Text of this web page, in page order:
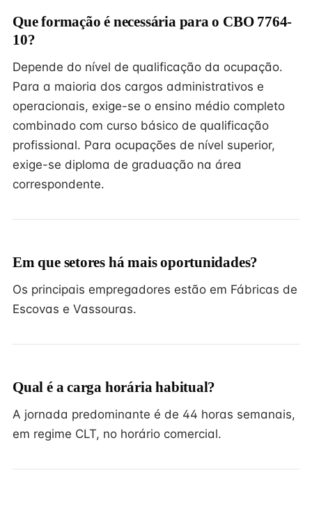
Que formação é necessária para o CBO 7764-
10?
Depende do nível de qualificação da ocupação.
Para a maioria dos cargos administrativos e
operacionais, exige-se o ensino médio completo
combinado com curso básico de qualificação
profissional. Para ocupações de nível superior,
exige-se diploma de graduação na área
correspondente.
Em que setores há mais oportunidades?
Os principais empregadores estão em Fábricas de
Escovas e Vassouras.
Qual é a carga horária habitual?
A jornada predominante é de 44 horas semanais,
em regime CLT, no horário comercial.